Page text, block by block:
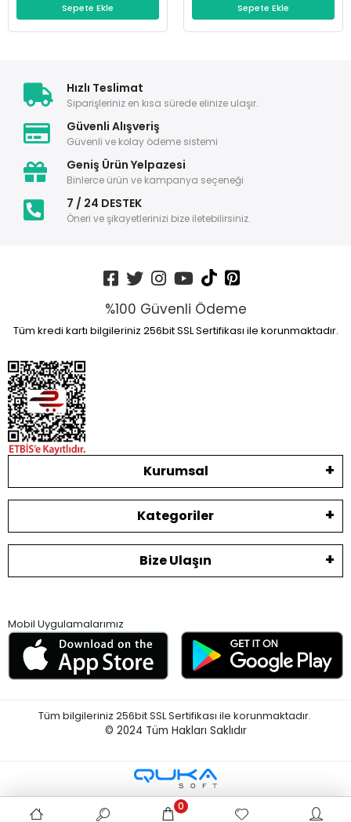
Sepete Ekle Sepete Ekle
Hızlı Teslimat
Siparişleriniz en kısa sürede elinize ulaşır.
Güvenli Alışveriş
Güvenli ve kolay ödeme sistemi
Geniş Ürün Yelpazesi
Binlerce ürün ve kampanya seçeneği
7 / 24 DESTEK
Öneri ve şikayetlerinizi bize iletebilirsiniz.
%100 Güvenli Ödeme
Tüm kredi kartı bilgileriniz 256bit SSL Sertifikası ile korunmaktadır.
Kurumsal
Kategoriler
Bize Ulaşın
Mobil Uygulamalarımız
Tüm bilgileriniz 256bit SSL Sertifikası ile korunmaktadır.
© 2024 Tüm Hakları Saklıdır
0